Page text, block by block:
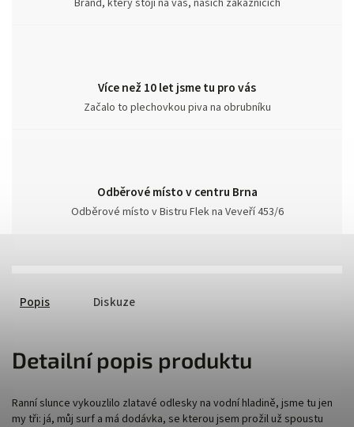
Brand, který stojí na vás, našich zákaznících
Více než 10 let jsme tu pro vás
Začalo to plechovkou piva na obrubníku
Odběrové místo v centru Brna
Odběrové místo v Bistru Flek na Veveří 453/6
Popis Diskuze
Detailní popis produktu
Ranní slunce vykouzlilo zlatavé odlesky na vodní hladině, jsme tu jen
my tři: já, můj surf a má dodávka, se kterou jsem prožil už spoustu